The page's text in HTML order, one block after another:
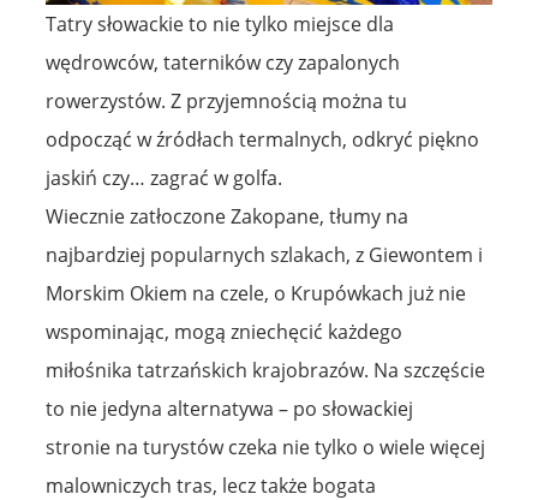
Tatry słowackie to nie tylko miejsce dla
wędrowców, taterników czy zapalonych
rowerzystów. Z przyjemnością można tu
odpocząć w źródłach termalnych, odkryć piękno
jaskiń czy… zagrać w golfa.
Wiecznie zatłoczone Zakopane, tłumy na
najbardziej popularnych szlakach, z Giewontem i
Morskim Okiem na czele, o Krupówkach już nie
wspominając, mogą zniechęcić każdego
miłośnika tatrzańskich krajobrazów. Na szczęście
to nie jedyna alternatywa – po słowackiej
stronie na turystów czeka nie tylko o wiele więcej
malowniczych tras, lecz także bogata